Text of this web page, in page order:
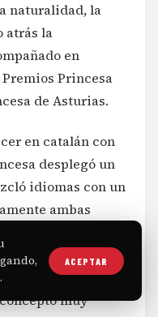
naturalidad, la
atrás la
en
Princesa
de Asturias.
en catalán con
desplegó un
idiomas con un
ambas
que rompió la
cuáles son sus
muy
.
ACEPTAR